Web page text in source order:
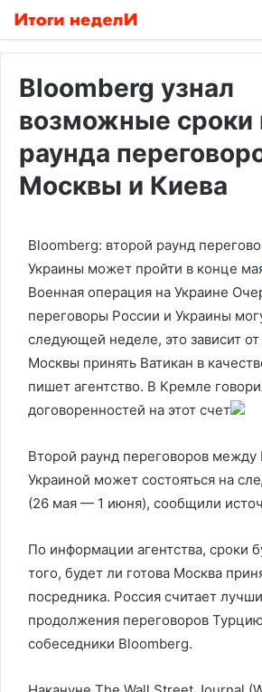
Bloomberg узнал
возможные сроки
раунда
Москвы и Киева
Bloomberg: второй раунд
Украины может пройти в конце
Военная операция на Украине
переговоры России и Украины
следующей неделе, это зависит от
Москвы принять Ватикан в
пишет агентство. В Кремле
договоренностей на этот счет
Второй раунд переговоров между
Украиной может состояться на
(26 мая — 1 июня), сообщили
По информации агентства, сроки
того, будет ли готова Москва
посредника. Россия считает
продолжения переговоров
собеседники Bloomberg.